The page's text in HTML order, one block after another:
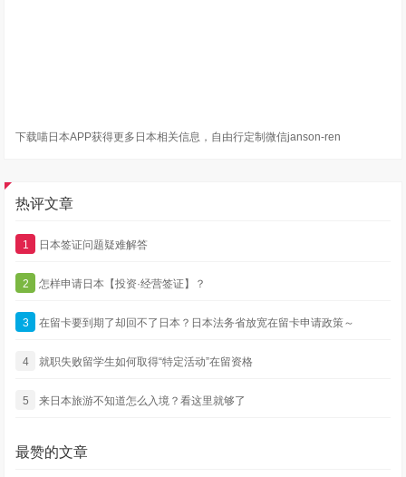
下载喵日本APP获得更多日本相关信息，自由行定制微信janson-ren
热评文章
1 日本签证问题疑难解答
2 怎样申请日本【投资·经营签证】？
3 在留卡要到期了却回不了日本？日本法务省放宽在留卡申请政策～
4 就职失败留学生如何取得“特定活动”在留资格
5 来日本旅游不知道怎么入境？看这里就够了
最赞的文章